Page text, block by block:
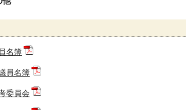
名簿
員名簿
委員会